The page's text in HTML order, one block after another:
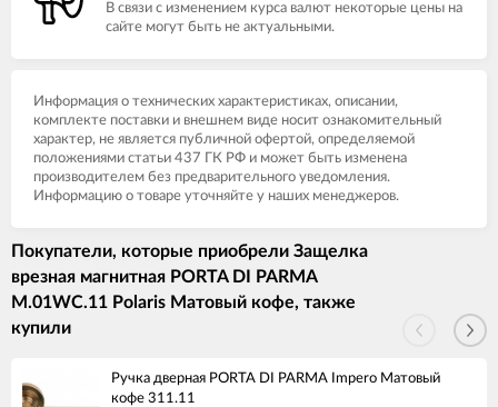
В связи с изменением курса валют некоторые цены на
сайте могут быть не актуальными.
Информация о технических характеристиках, описании,
комплекте поставки и внешнем виде носит ознакомительный
характер, не является публичной офертой, определяемой
положениями статьи 437 ГК РФ и может быть изменена
производителем без предварительного уведомления.
Информацию о товаре уточняйте у наших менеджеров.
Покупатели, которые приобрели Защелка
врезная магнитная PORTA DI PARMA
M.01WC.11 Polaris Матовый кофе, также
купили
Ручка дверная PORTA DI PARMA Impero Матовый
кофе 311.11